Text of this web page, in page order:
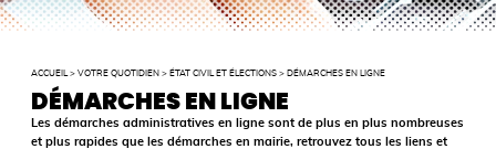
ACCUEIL >VOTRE QUOTIDIEN > ÉTAT CIVIL ET ÉLECTIONS > DÉMARCHES EN LIGNE
DÉMARCHES EN LIGNE
Les démarches administratives en ligne sont de plus en plus nombreuses
et plus rapides que les démarches en mairie, retrouvez tous les liens et